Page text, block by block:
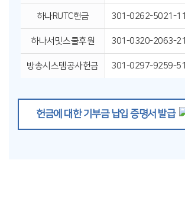
하나RUTC헌금 301-0262-5021-11
하나서밋스쿨후원 301-0320-2063-21
방송시스템공사헌금 301-0297-9259-51
헌금에 대한 기부금 납입 증명서 발급